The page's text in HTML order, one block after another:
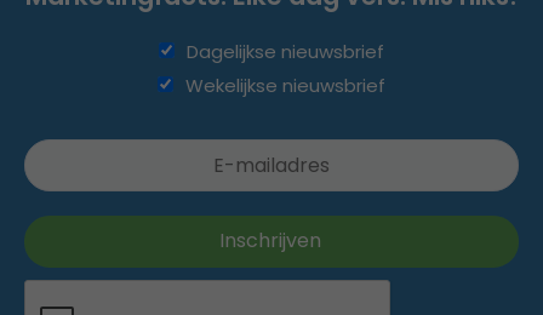
Dagelijkse nieuwsbrief
Wekelijkse nieuwsbrief